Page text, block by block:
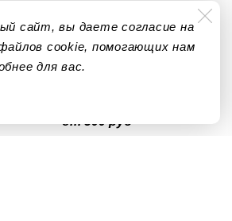
от 500 руб
сайт, вы даете согласие на
cookie, помогающих нам
для вас.